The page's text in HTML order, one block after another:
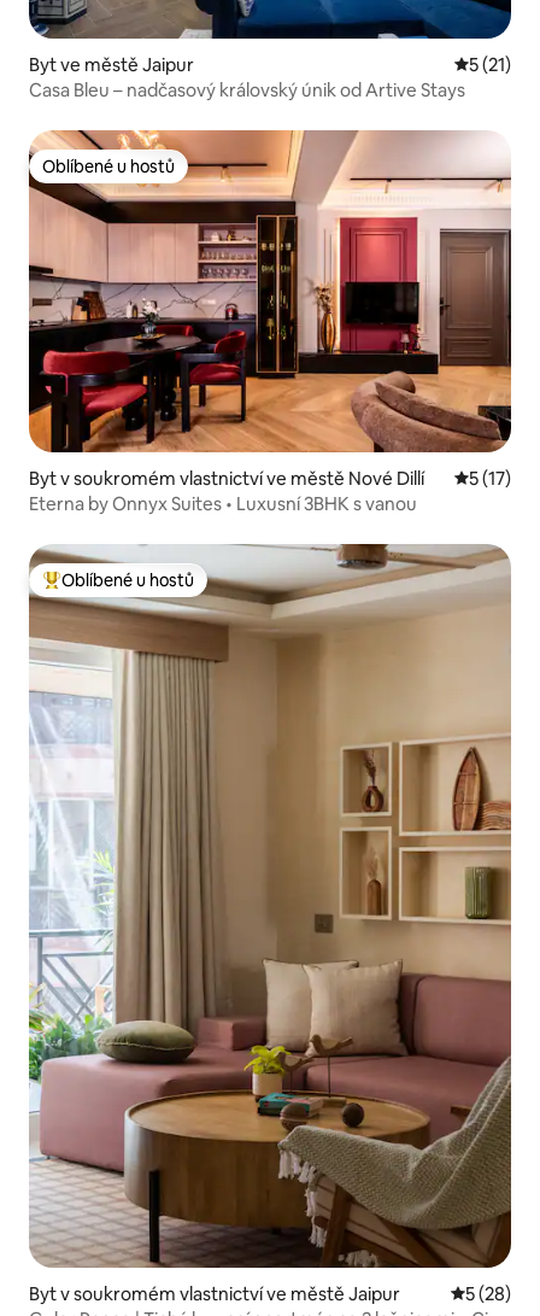
Byt ve městě Jaipur
5 (21)
Casa Bleu – nadčasový královský únik od Artive Stays
Oblíbené u hostů
Oblíbené u hostů
Byt v soukromém vlastnictví ve městě Nové Dillí
5 (17)
Eterna by Onnyx Suites • Luxusní 3BHK s vanou
Nejlepší v kategorii Oblíbené u hostů
Oblíbené u hostů
Byt v soukromém vlastnictví ve městě Jaipur Průměrné
5 (28)